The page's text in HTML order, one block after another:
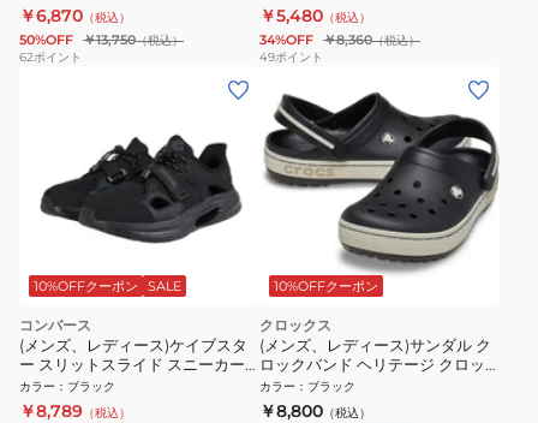
￥6,870 （税込）
50%OFF ￥13,750（税込）
62ポイント
￥5,480 （税込）
34%OFF ￥8,360（税込）
49ポイント
10%OFFクーポン SALE
コンバース
(メンズ、レディース)ケイブスタ
ー スリットスライド スニーカー
サンダル ブラック 33600241
カラー ： ブラック
￥8,789 （税込）
10%OFFクーポン
クロックス
(メンズ、レディース)サンダル ク
ロックバンド ヘリテージ クロッ
グ ブラック 213224-001
カラー ： ブラック
￥8,800 （税込）